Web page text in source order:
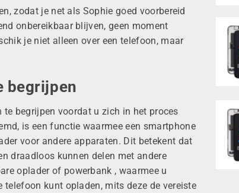
zodatje net als Sophie goed voorbereid
onbereikbaar blijven, geen moment
je niet alleen over een telefoon, maar
begrijpen
begrijpen voordat u zich in het proces
is een functie waarmee een smartphone
voor andere apparaten. Dit betekent dat
draadloos kunnen delen met andere
oplader of powerbank , waarmeeu
kunt opladen, mits deze de vereiste